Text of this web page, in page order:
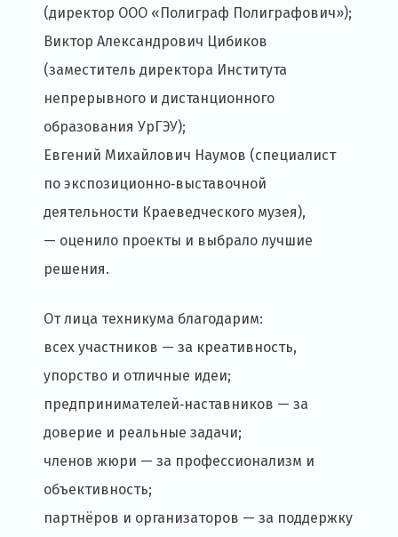
(директор ООО «Полиграф Полиграфович»);
Виктор Александрович Цибиков
(заместитель директора Института
непрерывного и дистанционного
образования УрГЭУ);
Евгений Михайлович Наумов (специалист
по экспозиционно‑выставочной
деятельности Краеведческого музея),
— оценило проекты и выбрало лучшие
решения.
От лица техникума благодарим:
всех участников — за креативность,
упорство и отличные идеи;
предпринимателей‑наставников — за
доверие и реальные задачи;
членов жюри — за профессионализм и
объективность;
партнёров и организаторов — за поддержку